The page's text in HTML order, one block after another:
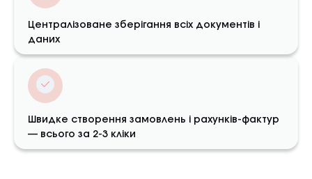
Швидке створення замовлень і рахунків-фактур
— всього за 2-3 кліки
Централізоване зберігання всіх документів і
даних